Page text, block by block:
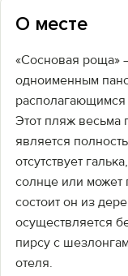
О месте
«Сосновая роща»
одноименным
располагающимся
Этот пляж весьма
является
отсутствует
солнце или может
состоит он из
осуществляется
пирсу с
отеля.